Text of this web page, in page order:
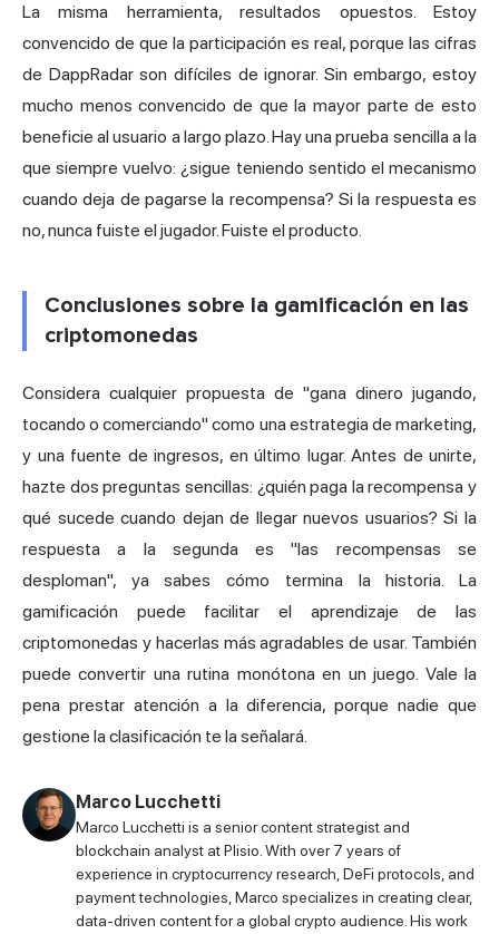
La misma herramienta, resultados opuestos. Estoy
convencido de que la participación es real, porque las cifras
de DappRadar son difíciles de ignorar. Sin embargo, estoy
mucho menos convencido de que la mayor parte de esto
beneficie al usuario a largo plazo. Hay una prueba sencilla a la
que siempre vuelvo: ¿sigue teniendo sentido el mecanismo
cuando deja de pagarse la recompensa? Si la respuesta es
no, nunca fuiste el jugador. Fuiste el producto.
Conclusiones sobre la gamificación en las
criptomonedas
Considera cualquier propuesta de "gana dinero jugando,
tocando o comerciando" como una estrategia de marketing,
y una fuente de ingresos, en último lugar. Antes de unirte,
hazte dos preguntas sencillas: ¿quién paga la recompensa y
qué sucede cuando dejan de llegar nuevos usuarios? Si la
respuesta a la segunda es "las recompensas se
desploman", ya sabes cómo termina la historia. La
gamificación puede facilitar el aprendizaje de las
criptomonedas y hacerlas más agradables de usar. También
puede convertir una rutina monótona en un juego. Vale la
pena prestar atención a la diferencia, porque nadie que
gestione la clasificación te la señalará.
Marco Lucchetti
Marco Lucchetti is a senior content strategist and
blockchain analyst at Plisio. With over 7 years of
experience in cryptocurrency research, DeFi protocols, and
payment technologies, Marco specializes in creating clear,
data-driven content for a global crypto audience. His work